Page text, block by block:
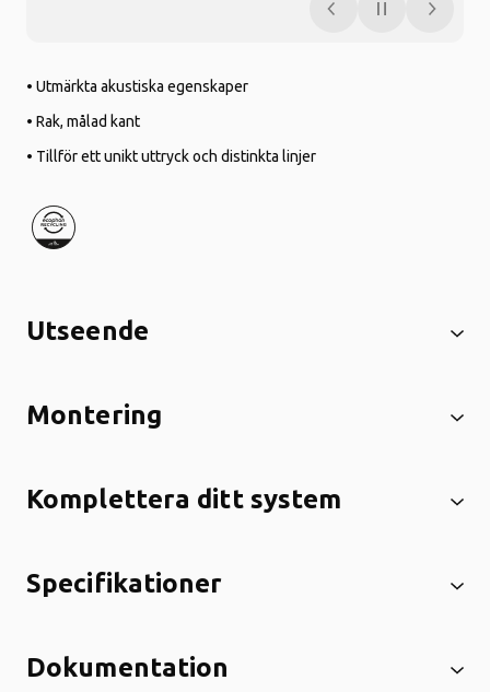
• Utmärkta akustiska egenskaper
• Rak, målad kant
• Tillför ett unikt uttryck och distinkta linjer
Utseende
Montering
Komplettera ditt system
Specifikationer
Dokumentation